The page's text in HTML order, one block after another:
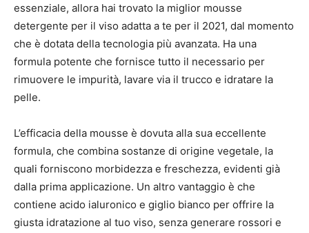
essenziale, allora hai trovato la miglior mousse
detergente per il viso adatta a te per il 2021, dal momento
che è dotata della tecnologia più avanzata. Ha una
formula potente che fornisce tutto il necessario per
rimuovere le impurità, lavare via il trucco e idratare la
pelle.
L’efficacia della mousse è dovuta alla sua eccellente
formula, che combina sostanze di origine vegetale, la
quali forniscono morbidezza e freschezza, evidenti già
dalla prima applicazione. Un altro vantaggio è che
contiene acido ialuronico e giglio bianco per offrire la
giusta idratazione al tuo viso, senza generare rossori e